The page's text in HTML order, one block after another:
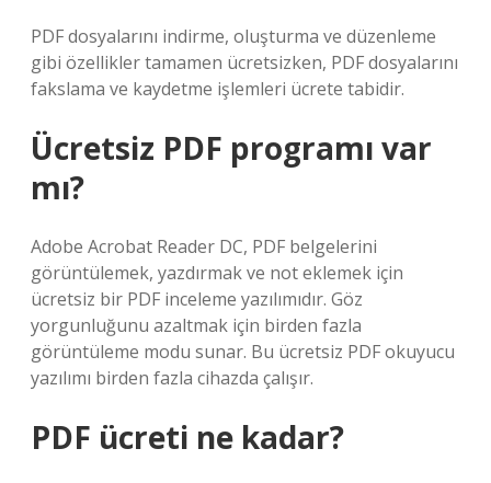
PDF dosyalarını indirme, oluşturma ve düzenleme
gibi özellikler tamamen ücretsizken, PDF dosyalarını
fakslama ve kaydetme işlemleri ücrete tabidir.
Ücretsiz PDF programı var
mı?
Adobe Acrobat Reader DC, PDF belgelerini
görüntülemek, yazdırmak ve not eklemek için
ücretsiz bir PDF inceleme yazılımıdır. Göz
yorgunluğunu azaltmak için birden fazla
görüntüleme modu sunar. Bu ücretsiz PDF okuyucu
yazılımı birden fazla cihazda çalışır.
PDF ücreti ne kadar?